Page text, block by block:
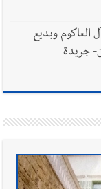
الحاجة غزالة محمد العاكوم 28-7-2026 آل العاكوم وبديع
جريدة